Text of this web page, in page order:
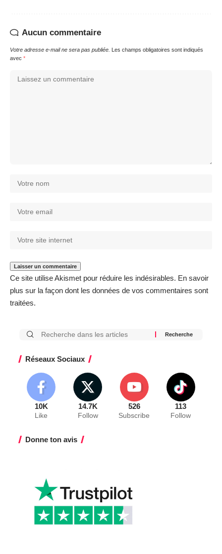
Aucun commentaire
Votre adresse e-mail ne sera pas publiée. Les champs obligatoires sont indiqués
avec *
Ce site utilise Akismet pour réduire les indésirables. En savoir
plus sur la façon dont les données de vos commentaires sont
traitées.
Réseaux Sociaux
10K
Like
14.7K
Follow
526
Subscribe
113
Follow
Donne ton avis